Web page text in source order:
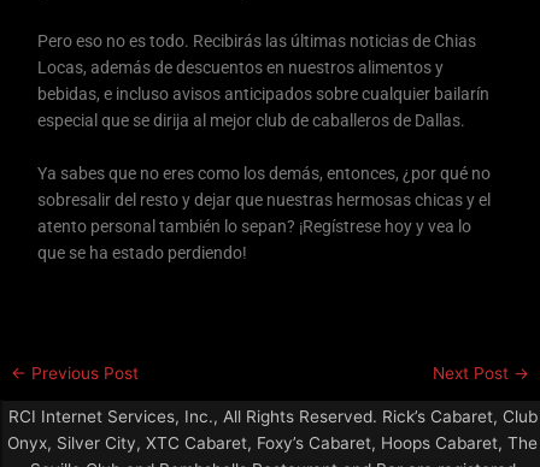
Pero eso no es todo. Recibirás las últimas noticias de Chias
Locas, además de descuentos en nuestros alimentos y
bebidas, e incluso avisos anticipados sobre cualquier bailarín
especial que se dirija al mejor club de caballeros de Dallas.
Ya sabes que no eres como los demás, entonces, ¿por qué no
sobresalir del resto y dejar que nuestras hermosas chicas y el
atento personal también lo sepan? ¡Regístrese hoy y vea lo
que se ha estado perdiendo!
← Previous Post Next Post →
RCI Internet Services, Inc., All Rights Reserved. Rick’s Cabaret, Club
Onyx, Silver City, XTC Cabaret, Foxy’s Cabaret, Hoops Cabaret, The